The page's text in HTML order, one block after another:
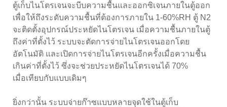
ตู้เก็บไนโตรเจนจะบีบความชื้นและออกซิเจนภายในตู้ออก
เพื่อให้ถึงระดับความชื้นที่ต้องการภายใน 1-60%RH ตู้ N2
จะติดตั้งอุปกรณ์ประหยัดไนโตรเจน เมื่อความชื้นภายในตู้
ถึงค่าที่ตั้งไว้ ระบบจะตัดการจ่ายไนโตรเจนออกโดย
อัตโนมัติ และเปิดการจ่ายไนโตรเจนอีกครั้งเมื่อความชื้น
เกินค่าที่ตั้งไว้ ซึ่งจะช่วยประหยัดไนโตรเจนได้ 70%
เมื่อเทียบกับแบบเดิมๆ
ยิ่งกว่านั้น ระบบจ่ายก๊าซแบบหลายจุดใช้ในตู้เก็บ